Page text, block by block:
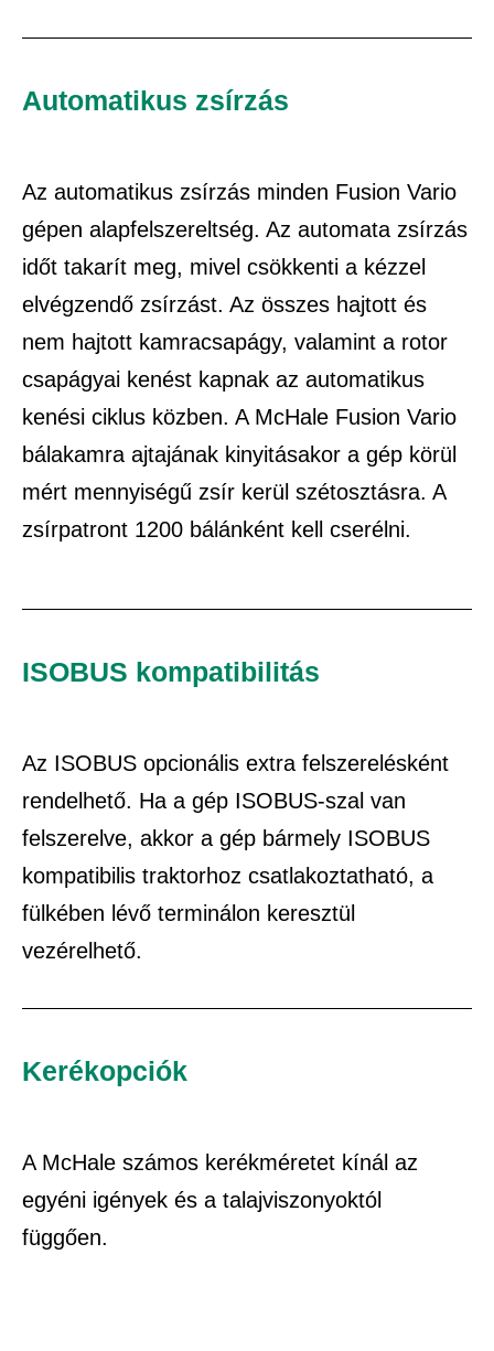
Automatikus zsírzás
Az automatikus zsírzás minden Fusion Vario
gépen alapfelszereltség. Az automata zsírzás
időt takarít meg, mivel csökkenti a kézzel
elvégzendő zsírzást. Az összes hajtott és
nem hajtott kamracsapágy, valamint a rotor
csapágyai kenést kapnak az automatikus
kenési ciklus közben. A McHale Fusion Vario
bálakamra ajtajának kinyitásakor a gép körül
mért mennyiségű zsír kerül szétosztásra. A
zsírpatront 1200 bálánként kell cserélni.
ISOBUS kompatibilitás
Az ISOBUS opcionális extra felszerelésként
rendelhető. Ha a gép ISOBUS-szal van
felszerelve, akkor a gép bármely ISOBUS
kompatibilis traktorhoz csatlakoztatható, a
fülkében lévő terminálon keresztül
vezérelhető.
Kerékopciók
A McHale számos kerékméretet kínál az
egyéni igények és a talajviszonyoktól
függően.